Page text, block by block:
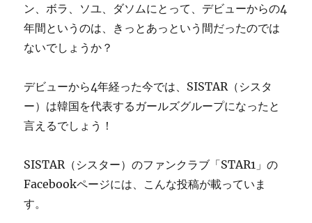
ン、ボラ、ソユ、ダソムにとって、デビューからの4
年間というのは、きっとあっという間だったのでは
ないでしょうか？
デビューから4年経った今では、SISTAR（シスタ
ー）は韓国を代表するガールズグループになったと
言えるでしょう！
SISTAR（シスター）のファンクラブ「STAR1」の
Facebookページには、こんな投稿が載っていま
す。